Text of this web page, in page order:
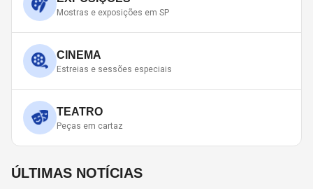
Mostras e exposições em SP
CINEMA
Estreias e sessões especiais
TEATRO
Peças em cartaz
ÚLTIMAS NOTÍCIAS